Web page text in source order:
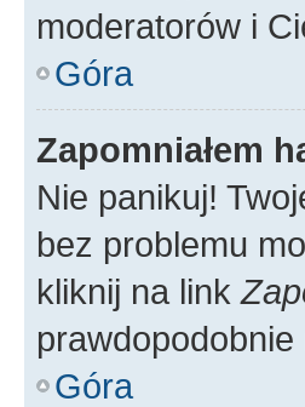
moderatorów i
Góra
Zapomniałem
Nie panikuj!
bez problemu
kliknij na link
prawdopodobnie
Góra